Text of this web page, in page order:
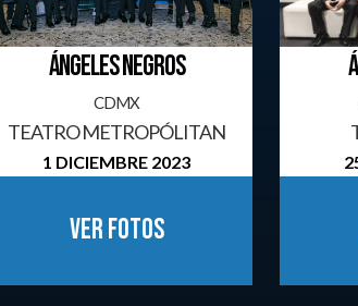
ÁNGELES NEGROS
CDMX
TEATRO METROPÓLITAN
1 DICIEMBRE 2023
Ver fotos